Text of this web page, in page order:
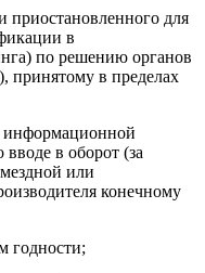
приостановленного для
в
по решению органов
принятому в пределах
информационной
в оборот (за
или
конечному
годности;